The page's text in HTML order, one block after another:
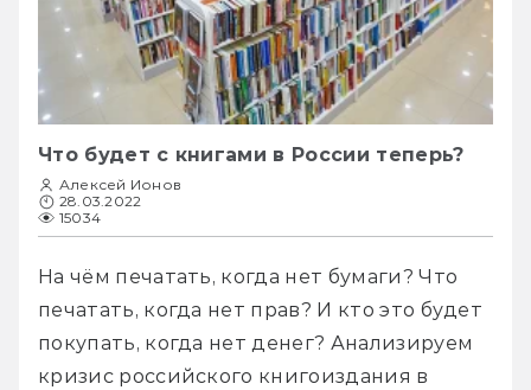
Что будет с книгами в России теперь?
Алексей Ионов
28.03.2022
15034
На чём печатать, когда нет бумаги? Что
печатать, когда нет прав? И кто это будет
покупать, когда нет денег? Анализируем
кризис российского книгоиздания в